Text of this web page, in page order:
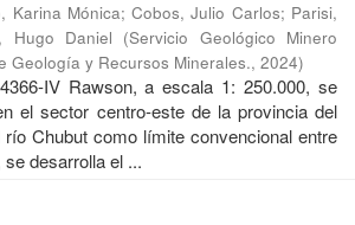
Karina Mónica;Cobos, Julio Carlos; Parisi,
Hugo Daniel (Servicio Geológico Minero
Geología y Recursos Minerales., 2024)
IV Rawson, a escala 1: 250.000, se
el sector centro-este de la provincia del
Chubut como límite convencional entre
desarrolla el ...